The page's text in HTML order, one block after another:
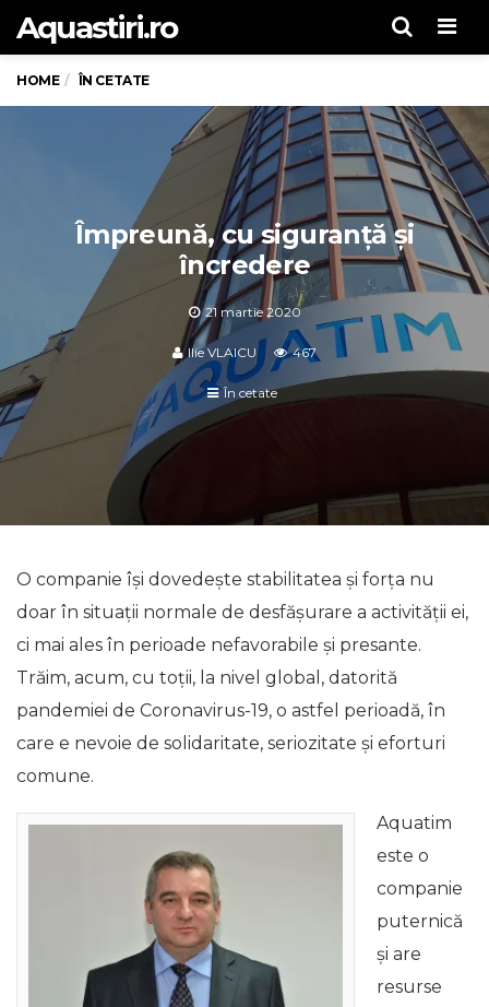
Aquastiri.ro
HOME ÎN CETATE
Împreună, cu siguranţă şi
încredere
21 martie 2020
Ilie VLAICU 467
În cetate
O companie își dovedește stabilitatea și forța nu
doar în situații normale de desfășurare a activității ei,
ci mai ales în perioade nefavorabile și presante.
Trăim, acum, cu toții, la nivel global, datorită
pandemiei de Coronavirus-19, o astfel perioadă, în
care e nevoie de solidaritate, seriozitate și eforturi
comune.
Aquatim
este o
companie
puternică
și are
resurse